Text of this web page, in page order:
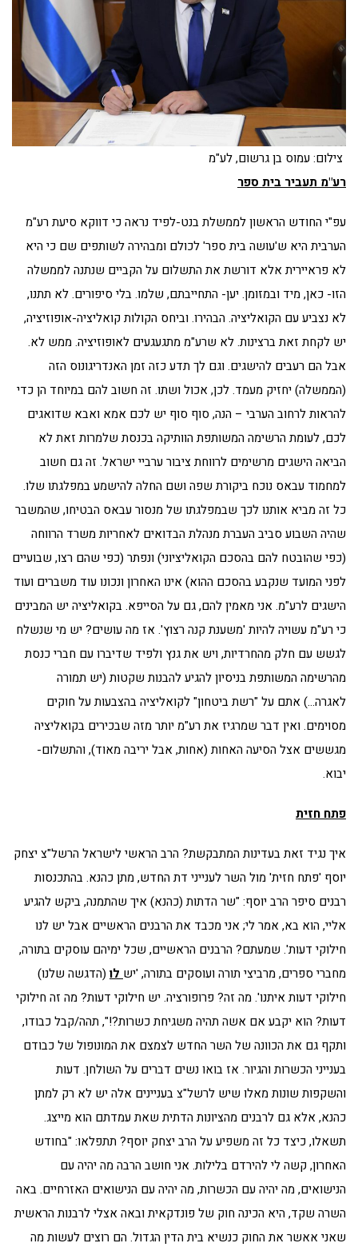
צילום: עמוס בן גרשום, לע"מ
רע"מ תעביר בית ספר
עפ"י החודש הראשון לממשלת בנט-לפיד נראה כי דווקא סיעת רע"מ
הערבית היא ש'עושה בית ספר' לכולם ומבהירה לשותפים שם כי היא
לא פראיירית אלא דורשת את התשלום על הקביים שנתנה לממשלה
הזו- כאן, מיד ובמזומן. יען- התחייבתם, שלמו. בלי סיפורים. לא תתנו,
לא נצביע עם הקואליציה. הבהירו. וביחס הקולות קואליציה-אופוזיציה,
יש לקחת זאת ברצינות. לא שרע"מ מתגעגעים לאופוזיציה. ממש לא.
אבל הם רעבים להישגים. וגם לך תדע כזה זמן האנדריגונוס הזה
(הממשלה) יחזיק מעמד. לכן, אכול ושתו. זה חשוב להם במיוחד הן כדי
להראות לרחוב הערבי – הנה, סוף סוף יש לכם אמא ואבא שדואגים
לכם, לעומת הרשימה המשותפת הוותיקה בכנסת שלמרות זאת לא
הביאה הישגים מרשימים לרווחת ציבור ערביי ישראל. זה גם חשוב
למחמוד עבאס נוכח ביקורת שפה ושם החלה להישמע במפלגתו שלו.
כל זה מביא אותנו לכך שבמפלגתו שלמנסור עבאס הבטיחו, שהמשבר
שהיה השבוע סביב העברת מנהלת הבדואים לאחריות משרד הרווחה
(כפי שהובטח להם בהסכם הקואליציוני) ונפתר (כפי שהם רצו, שבועיים
לפני המועד שנקבע בהסכם ההוא) אינו האחרון ונכונו עוד משברים ועוד
הישגים לרע"מ. אני מאמין להם, גם על הסייפא. בקואליציה יש המבינים
כי רע"מ עשויה להיות 'משענת קנה רצוץ'. אז מה עושים? יש מי שנשלח
לגשש עם חלק מהחרדיות, ויש את גנץ ולפיד שדיברו עם חברי כנסת
מהרשימה המשותפת בניסיון להגיע להבנות שקטות (יש תמורה
לאגרה…) אתם על "רשת ביטחון" לקואליציה בהצבעות על חוקים
מסוימים. ואין דבר שמרגיז את רע"מ יותר מזה שבכירים בקואליציה
מגששים אצל הסיעה האחות (אחות, אבל יריבה מאוד), והתשלום-
יבוא.
פתח חזית
איך נגיד זאת בעדינות המתבקשת? הרב הראשי לישראל הרשל"צ יצחק
יוסף 'פתח חזית' מול השר לענייני דת החדש, מתן כהנא. בהתכנסות
רבנים סיפר הרב יוסף: "שר הדתות (כהנא) איך שהתמנה, ביקש להגיע
אליי, הוא בא, אמר לי; אני מכבד את הרבנים הראשיים אבל יש לנו
חילוקי דעות'. שמעתם? הרבנים הראשיים, שכל ימיהם עוסקים בתורה,
מחברי ספרים, מרביצי תורה ועוסקים בתורה, 'יש לו (הדגשה שלנו)
חילוקי דעות איתנו'. מה זה? פרופורציה. יש חילוקי דעות? מה זה חילוקי
דעות? הוא יקבע אם אשה תהיה משגיחת כשרות?!", תהה/קבל כבודו,
ותקף גם את הכוונה של השר החדש לצמצם את המונופול של כבודם
בענייני הכשרות והגיור. אז בואו נשים דברים על השולחן. דעות
והשקפות שונות מאלו שיש לרשל"צ בעניינים אלה יש לא רק למתן
כהנא, אלא גם לרבנים מהציונות הדתית שאת עמדתם הוא מייצג.
תשאלו, כיצד כל זה משפיע על הרב יצחק יוסף? תתפלאו: "בחודש
האחרון, קשה לי להירדם בלילות. אני חושב הרבה מה יהיה עם
הנישואים, מה יהיה עם הכשרות, מה יהיה עם הנישואים האזרחיים. באה
השרה שקד, היא הכינה חוק של פונדקאית ובאה אצלי לרבנות הראשית
שאני אאשר את החוק כנשיא בית הדין הגדול. הם רוצים לעשות מה